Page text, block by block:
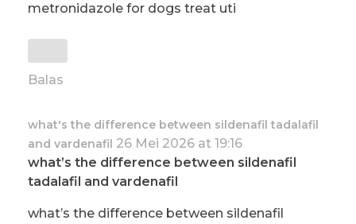
metronidazole for dogs treat uti
Balas
what's the difference between sildenafil tadalafil
and vardenafil 26 Mei 2026 at 19:16
what’s the difference between sildenafil
tadalafil and vardenafil
what’s the difference between sildenafil